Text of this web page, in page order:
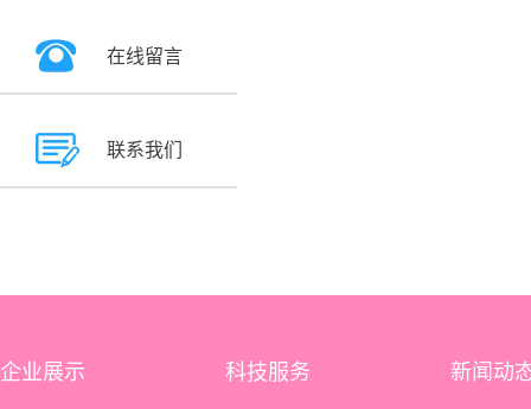
在线留言
联系我们
企业展示 科技服务 新闻动